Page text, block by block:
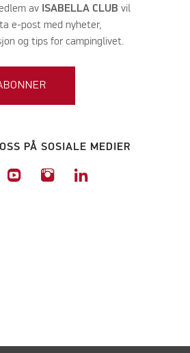
avISABELLA CLUB vil
e-post med nyheter,
og tips for campinglivet.
PÅ SOSIALE MEDIER